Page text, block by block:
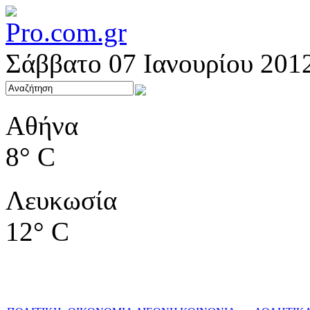
Σάββατο 07 Ιανουρίου
Αθήνα
8° C
Λευκωσία
12° C